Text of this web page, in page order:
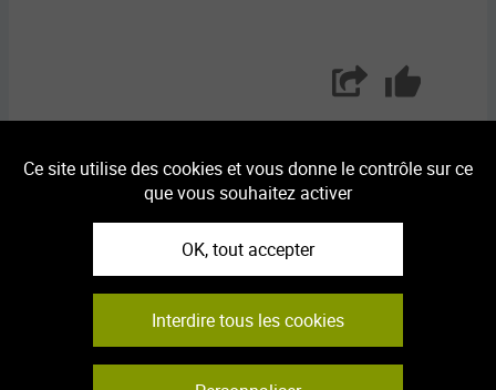
PartagerAimer
Article suivant
Ce site utilise des cookies et vous donne le contrôle sur ce
que vous souhaitez activer
OK, tout accepter
Interdire tous les cookies